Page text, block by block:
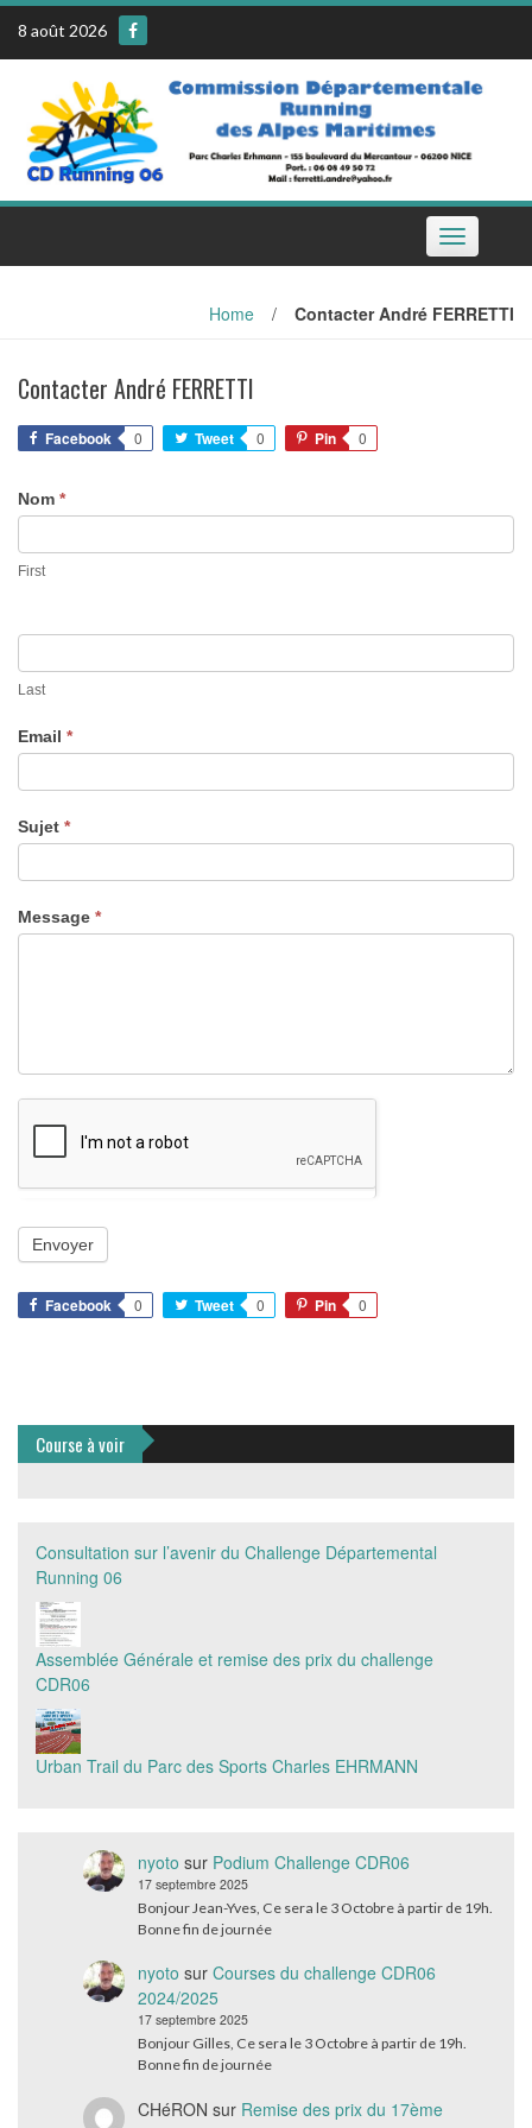
Skip
content
8 août 2026
Toggle
navigation
Home / Contacter André FERRETTI
Contacter André FERRETTI
Facebook 0 Tweet 0 Pin 0
Nom *
First
Last
Email *
Sujet *
Message *
Facebook 0 Tweet 0 Pin 0
Course à voir
Consultation sur l’avenir du Challenge Départemental
Running 06
Assemblée Générale et remise des prix du challenge
CDR06
Urban Trail du Parc des Sports Charles EHRMANN
nyoto sur Podium Challenge CDR06
17 septembre 2025
Bonjour Jean-Yves, Ce sera le 3 Octobre à partir de 19h.
Bonne fin de journée
nyoto sur Courses du challenge CDR06
2024/2025
17 septembre 2025
Bonjour Gilles, Ce sera le 3 Octobre à partir de 19h.
Bonne fin de journée
CHéRON sur Remise des prix du 17ème